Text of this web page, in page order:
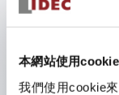
本網站使用cookie
我們使用cookie
附鎖選擇開關